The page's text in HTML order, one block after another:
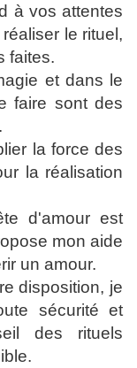
à vos attentes
le rituel,
faites.
et dans le
faire sont des
la force des
la réalisation
d'amour est
mon aide
un amour.
disposition, je
sécurité et
des rituels